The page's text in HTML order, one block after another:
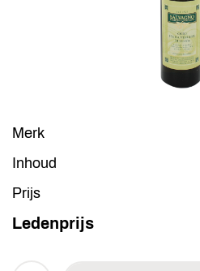
Merk
Inhoud
Prijs
Ledenprijs